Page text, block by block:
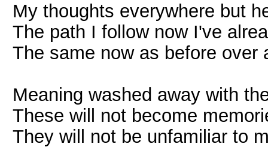
My thoughts everywhere but
The path I follow now I've
The same now as before over
Meaning washed away with
These will not become
They will not be unfamiliar to